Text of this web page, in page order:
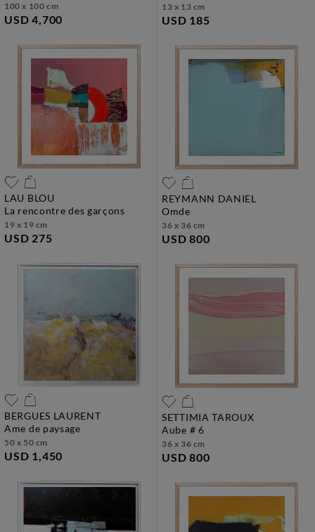
100 x 100 cm
USD 4,700
13 x 13 cm
USD 185
LAU BLOU
la rencontre des garçons
19 x 19 cm
USD 275
REYMANN DANIEL
omde
36 x 36 cm
USD 800
BERGUES LAURENT
ame de paysage
50 x 50 cm
USD 1,450
SETTIMIA TAROUX
aube # 6
36 x 36 cm
USD 800